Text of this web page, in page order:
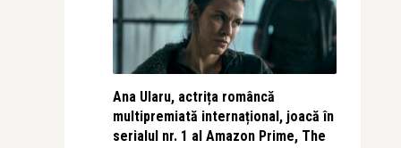
Ana Ularu, actrița româncă
multipremiată internațional, joacă în
serialul nr. 1 al Amazon Prime, The